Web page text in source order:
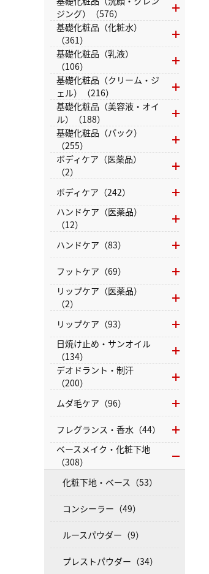
ジング）（576）
基礎化粧品（化粧水）
（361）
基礎化粧品（乳液）
（106）
基礎化粧品（クリーム・ジ
ェル）（216）
基礎化粧品（美容液・オイ
ル）（188）
基礎化粧品（パック）
（255）
ボディケア（医薬品）
（2）
ボディケア（242）
ハンドケア（医薬品）
（12）
ハンドケア（83）
フットケア（69）
リップケア（医薬品）
（2）
リップケア（93）
日焼け止め・サンオイル
（134）
デオドラント・制汗
（200）
ムダ毛ケア（96）
フレグランス・香水（44）
ベースメイク・化粧下地
（308）
化粧下地・ベース（53）
コンシーラー（49）
ルースパウダー（9）
プレストパウダー（34）